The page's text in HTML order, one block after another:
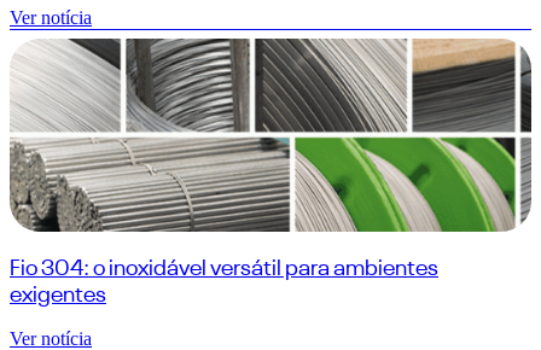
Ver notícia
Fio 304: o inoxidável versátil para ambientes
exigentes
Ver notícia